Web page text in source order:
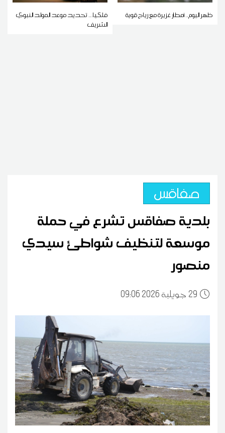
ظهر اليوم.. أمطار غزيرة مع رياح قوية
فلكيا... تحديد موعد المولد النبوي
الشريف
صفاقس
بلدية صفاقس تشرع في حملة
موسعة لتنظيف شواطئ سيدي
منصور
29 09:06 2026 جويلية